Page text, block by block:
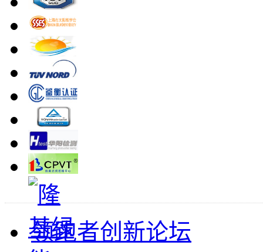
领跑者创新论坛